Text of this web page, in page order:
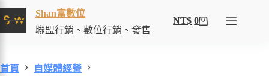
Shan富數位
聯盟行銷、數位行銷、發售
NT$ 0
首頁
自媒體經營